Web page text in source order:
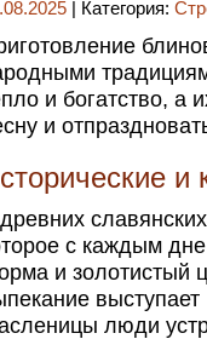
| Категория:
и богатство, а
и
и
с каждым
и золотистый
люди